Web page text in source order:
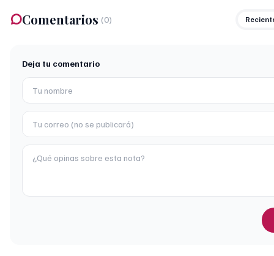
Comentarios (0)
Deja tu comentario